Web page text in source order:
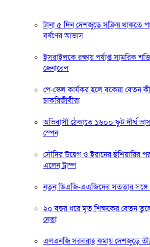
টানা ৫ দিন দেশজুড়ে সক্রিয় থাকতে
বর্ষণের আভাস
ইসরাইলকে রক্ষায় পর্যাপ্ত সামরিক শক্তি
জেনারেল
পে-স্কেল কার্যকর হলে বকেয়া বেতন
চাকরিজীবীরা
অভিবাসী ঠেকাতে ১৬০০ ফুট দীর্ঘ
স্পেন
সৌদির উদ্বেগ ও ইরানের হুঁশিয়ারির
এলেন ট্রাম্প
নতুন ডিএজি-এএজিদের সততার সঙ্গে
২০ বছর ধরে মৃত শিক্ষকের বেতন তুলে
নেতা
এলএনজি সরবরাহ কমায় দেশজুড়ে